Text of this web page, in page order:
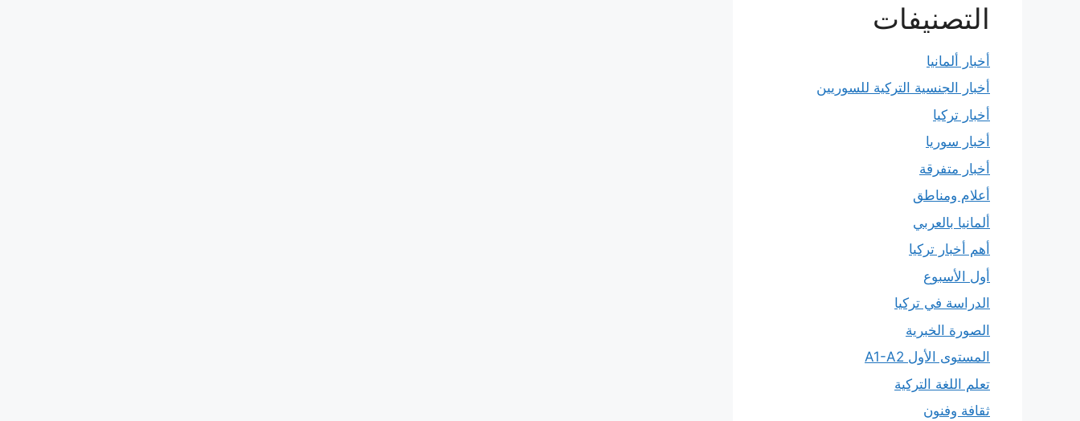
التصنيفات
أخبار ألمانيا
أخبار الجنسية التركية للسوريين
أخبار تركيا
أخبار سوريا
أخبار متفرقة
أعلام ومناطق
ألمانيا بالعربي
أهم أخبار تركيا
أول الأسبوع
الدراسة في تركيا
الصورة الخبرية
المستوى الأول A1-A2
تعلم اللغة التركية
ثقافة وفنون